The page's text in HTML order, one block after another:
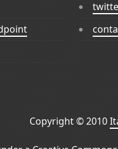
Copyright © 2010